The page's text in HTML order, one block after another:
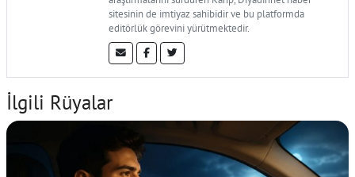
sitesinin de imtiyaz sahibidir ve bu platformda
editörlük görevini yürütmektedir.
İlgili Rüyalar